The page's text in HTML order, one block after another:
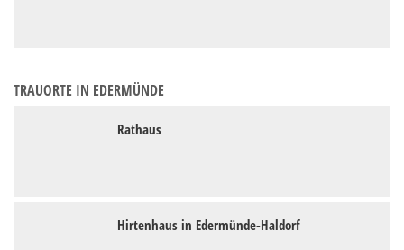
TRAUORTE IN EDERMÜNDE
Rathaus
Hirtenhaus in Edermünde-Haldorf